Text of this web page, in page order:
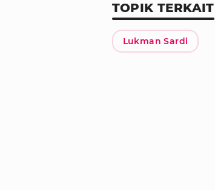
TOPIK TERKAIT
Lukman Sardi